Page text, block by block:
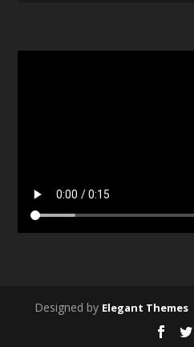
Designed by Elegant Themes